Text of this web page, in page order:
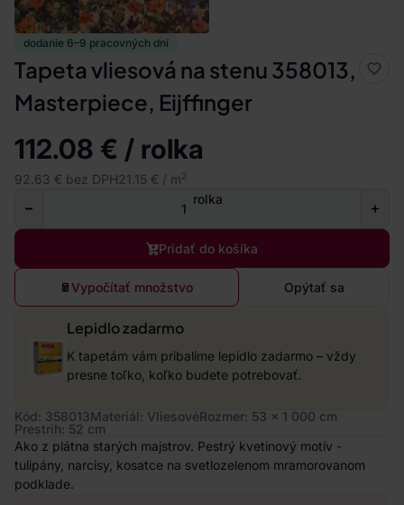
dodanie 6–9 pracovných dní
Tapeta vliesová na stenu 358013,
Masterpiece, Eijffinger
112.08 € / rolka
92.63 € bez DPH21.15 € / m2
rolka
Pridať do košíka
Vypočítať množstvo Opýtať sa
Lepidlo zadarmo
K tapetám vám pribalíme lepidlo zadarmo – vždy
presne toľko, koľko budete potrebovať.
Kód: 358013Materiál: VliesovéRozmer: 53 x 1 000 cm
Prestrih: 52 cm
Ako z plátna starých majstrov. Pestrý kvetinový motív -
tulipány, narcisy, kosatce na svetlozelenom mramorovanom
podklade.